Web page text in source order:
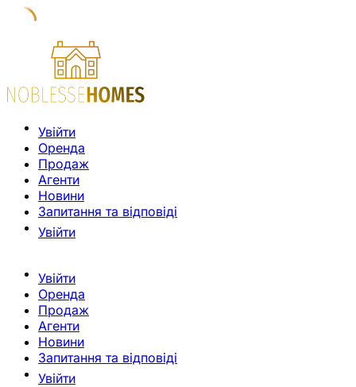
Увійти
Оренда
Продаж
Агенти
Новини
Запитання та відповіді
Увійти
Увійти
Оренда
Продаж
Агенти
Новини
Запитання та відповіді
Увійти